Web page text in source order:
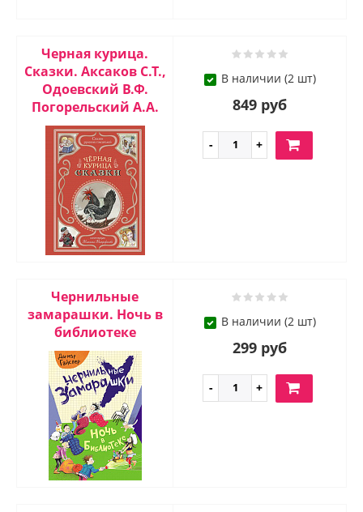
Черная курица.
Сказки. Аксаков С.Т.,
Одоевский В.Ф.
Погорельский А.А.
В наличии (2 шт)
849 руб
Чернильные
замарашки. Ночь в
библиотеке
В наличии (2 шт)
299 руб